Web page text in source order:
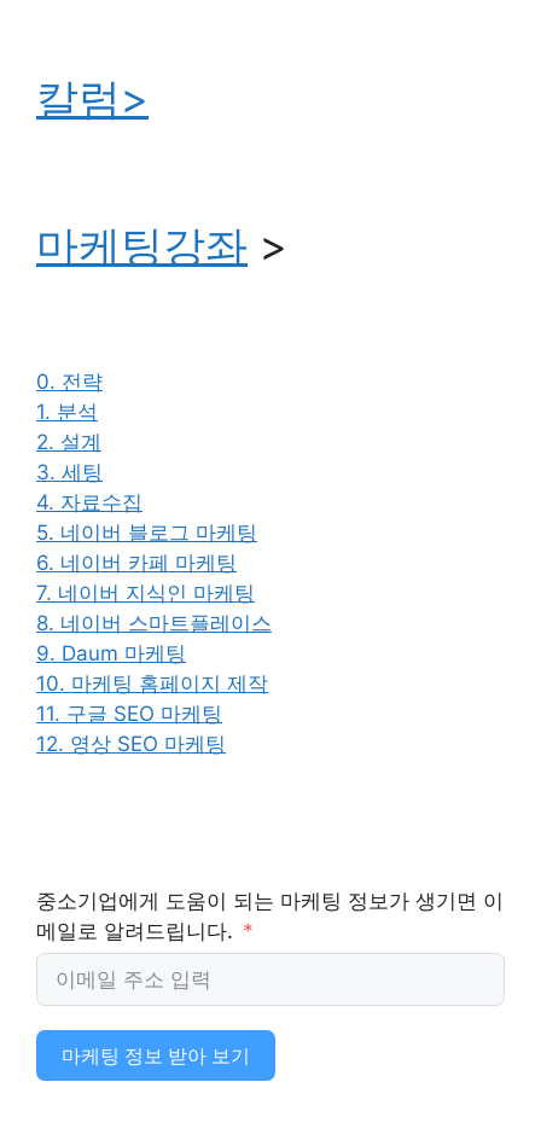
칼럼>
마케팅강좌 >
0. 전략
1. 분석
2. 설계
3. 세팅
4. 자료수집
5. 네이버 블로그 마케팅
6. 네이버 카페 마케팅
7. 네이버 지식인 마케팅
8. 네이버 스마트플레이스
9. Daum 마케팅
10. 마케팅 홈페이지 제작
11. 구글 SEO 마케팅
12. 영상 SEO 마케팅
중소기업에게 도움이 되는 마케팅 정보가 생기면 이
메일로 알려드립니다.
마케팅 정보 받아 보기